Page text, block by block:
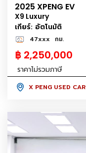
2025 XPENG EV
X9 Luxury
เกียร์: อัตโนมัติ
47xxx กม.
฿ 2,250,000
ราคาไม่รวมภาษี
X PENG USED CAR